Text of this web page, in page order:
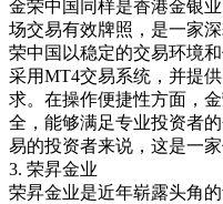
金荣中国同样是香港金银
场交易有效牌照，是一家
荣中国以稳定的交易环境
采用MT4交易系统，并提
求。在操作便捷性方面，
全，能够满足专业投资者
易的投资者来说，这是一家
3. 荣昇金业
荣昇金业是近年崭露头角